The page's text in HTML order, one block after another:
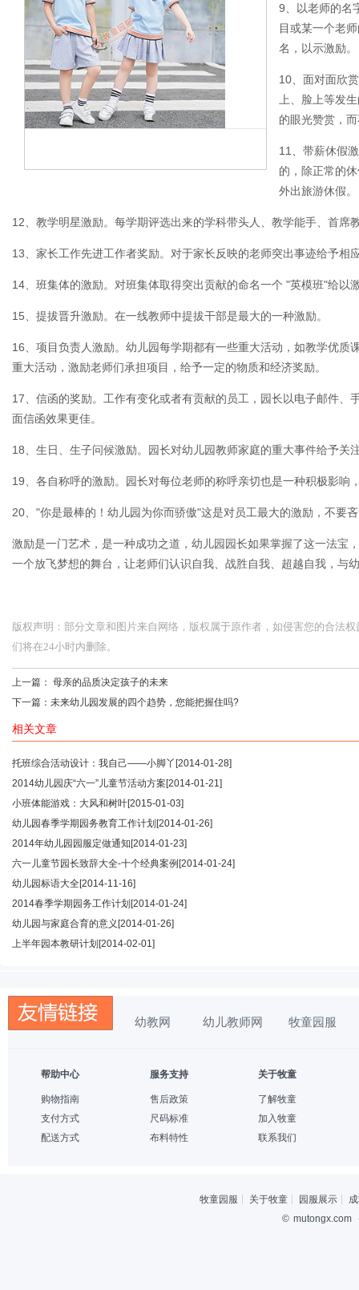
9、以老师的名
目或某一个老
名，以示激励。
10、面对面欣
上、脸上等发
的眼光赞赏，
11、带薪休假
的，除正常的
外出旅游休假。
12、教学明星激励。每学期评选出来的学科带头人、教学能手、首席
13、家长工作先进工作者奖励。对于家长反映的老师突出事迹给予相
14、班集体的激励。对班集体取得突出贡献的命名一个 "英模班"给以
15、提拔晋升激励。在一线教师中提拔干部是最大的一种激励。
16、项目负责人激励。幼儿园每学期都有一些重大活动，如教学优质
重大活动，激励老师们承担项目，给予一定的物质和经济奖励。
17、信函的奖励。工作有变化或者有贡献的员工，园长以电子邮件、
面信函效果更佳。
18、生日、生子问候激励。园长对幼儿园教师家庭的重大事件给予关
19、各自称呼的激励。园长对每位老师的称呼亲切也是一种积极影响
20、"你是最棒的！幼儿园为你而骄傲"这是对员工最大的激励，不要
激励是一门艺术，是一种成功之道，幼儿园园长如果掌握了这一法宝
一个放飞梦想的舞台，让老师们认识自我、战胜自我、超越自我，与
版权声明：部分文章和图片来自网络，版权属于原作者，如侵害您的合法
们将在24小时内删除。
上一篇： 母亲的品质决定孩子的未来
下一篇： 未来幼儿园发展的四个趋势，您能把握住吗?
相关文章
托班综合活动设计：我自己——小脚丫 [2014-01-28]
2014幼儿园庆“六一”儿童节活动方案 [2014-01-21]
小班体能游戏：大风和树叶[2015-01-03]
幼儿园春季学期园务教育工作计划 [2014-01-26]
2014年幼儿园园服定做通知 [2014-01-23]
六一儿童节园长致辞大全-十个经典案例 [2014-01-24]
幼儿园标语大全[2014-11-16]
2014春季学期园务工作计划 [2014-01-24]
幼儿园与家庭合育的意义 [2014-01-26]
上半年园本教研计划 [2014-02-01]
幼教网 幼儿教师网 牧童园服
帮助中心
购物指南
支付方式
配送方式
服务支持
售后政策
尺码标准
布料特性
关于牧童
了解牧童
加入牧童
联系我们
牧童园服 关于牧童 园服展示
© mutongx.com